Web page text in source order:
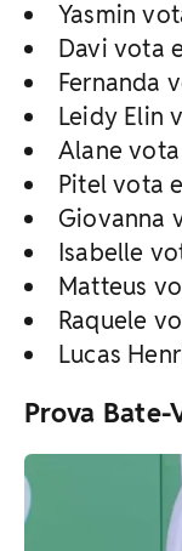
Yasmin
Davi vota
Fernanda
Leidy Elin
Alane vota
Pitel vota
Giovanna
Isabelle
Matteus
Raquele
Lucas
Prova Bate-